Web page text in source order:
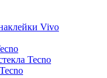
Vivo
Tecno